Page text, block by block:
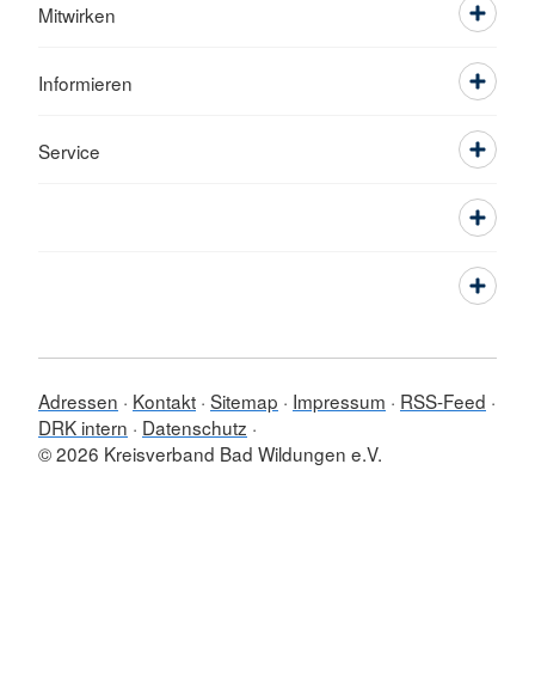
Mitwirken
Informieren
Service
Adressen Kontakt Sitemap Impressum
RSS-Feed
DRK intern
Datenschutz
© 2026 Kreisverband Bad Wildungen e.V.